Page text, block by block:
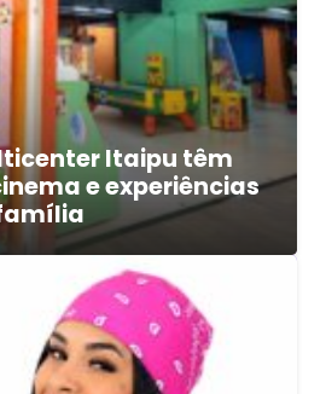
Itaipu têm
e experiências